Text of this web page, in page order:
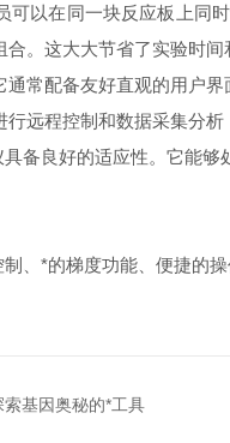
在同一块反应板上同时
。这大大节省了实验时间
配备友好直观的用户界
远程控制和数据采集分析
良好的适应性。它能够
*的梯度功能、便捷的操
基因奥秘的*工具